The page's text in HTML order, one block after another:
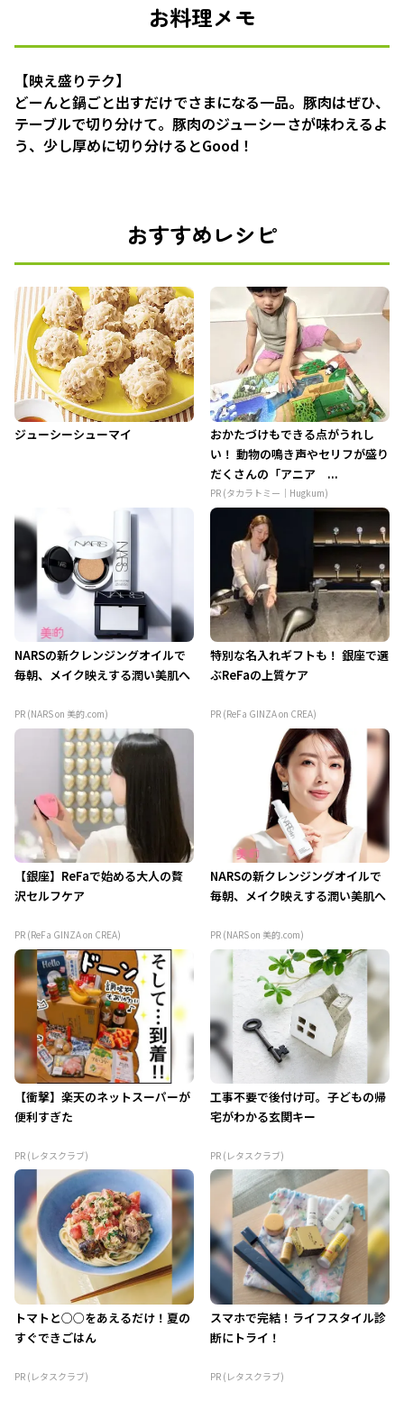
お料理メモ
【映え盛りテク】
どーんと鍋ごと出すだけでさまになる一品。豚肉はぜひ、
テーブルで切り分けて。豚肉のジューシーさが味わえるよ
う、少し厚めに切り分けるとGood！
おすすめレシピ
ジューシーシューマイ
おかたづけもできる点がうれし
い！ 動物の鳴き声やセリフが盛り
だくさんの「アニア ...
PR (タカラトミー｜Hugkum)
NARSの新クレンジングオイルで
毎朝、メイク映えする潤い美肌へ
PR (NARS on 美的.com)
特別な名入れギフトも！ 銀座で選
ぶReFaの上質ケア
PR (ReFa GINZA on CREA)
【銀座】ReFaで始める大人の贅
沢セルフケア
PR (ReFa GINZA on CREA)
NARSの新クレンジングオイルで
毎朝、メイク映えする潤い美肌へ
PR (NARS on 美的.com)
【衝撃】楽天のネットスーパーが
便利すぎた
PR (レタスクラブ)
工事不要で後付け可。子どもの帰
宅がわかる玄関キー
PR (レタスクラブ)
トマトと○○をあえるだけ！夏の
すぐできごはん
PR (レタスクラブ)
スマホで完結！ライフスタイル診
断にトライ！
PR (レタスクラブ)